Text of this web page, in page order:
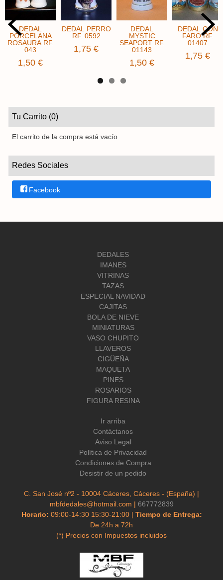
Tu Carrito (0)
El carrito de la compra está vacío
Redes Sociales
Facebook
DEDAL
PORCELANA
ROSAURA RF.
043
1,50 €
DEDAL PERRO
​RF. 0592
1,75 €
DEDAL
MYSTIC
SEAPORT RF.
01143
1,50 €
DEDAL CON
FARO RF.
01407
1,75 €
DEDALES
IMANES
VITRINAS
TAZAS
ESPECIAL NAVIDAD
CAJITAS
BOLA DE NIEVE
MINIATURAS
VASO CHUPITO
LLAVEROS
CIGÜEÑA
MAQUETA
PINES
ROSARIOS
FIGURA RESINA
Ir arriba
Contáctanos
Aviso Legal
Política de Privacidad
Condiciones de Compra
Desistir de un pedido
C. San José nº2 - 10004 Cáceres, Cáceres - (España) |
mbfdedales@hotmail.com | 667772839
Horario: 09:00-14:30 15:30-21:00 | Tiempo de Entrega:
De 24h a 72h
(*) Precios con Impuestos incluidos